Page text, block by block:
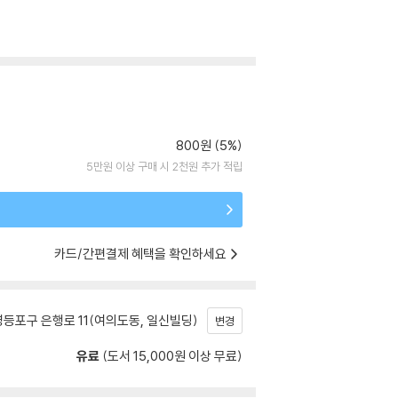
800원 (5%)
5만원 이상 구매 시 2천원 추가 적립
카드/간편결제 혜택을 확인하세요
포구 은행로 11(여의도동, 일신빌딩) 변경
유료 (도서 15,000원 이상 무료)